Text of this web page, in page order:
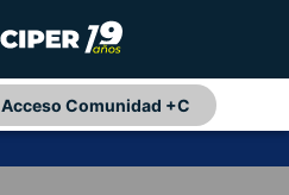
Acceso Comunidad +C